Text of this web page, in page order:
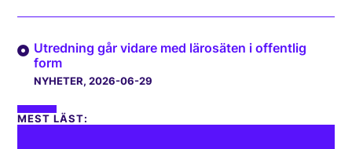
Utredning går vidare med lärosäten i offentlig
form
NYHETER, 2026-06-29
MEST LÄST: